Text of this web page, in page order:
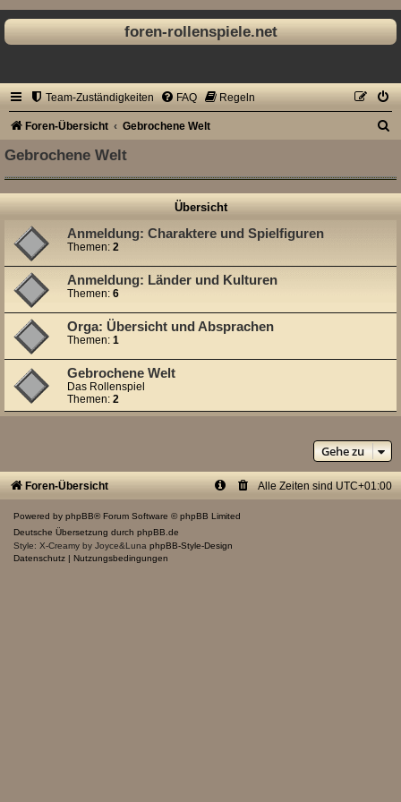
foren-rollenspiele.net
Team-Zuständigkeiten FAQ Regeln
Foren-Übersicht Gebrochene Welt
h
Gebrochene Welt
Übersicht
Anmeldung: Charaktere und Spielfiguren
Themen: 2
Anmeldung: Länder und Kulturen
Themen: 6
Orga: Übersicht und Absprachen
Themen: 1
Gebrochene Welt
Das Rollenspiel
Themen: 2
Gehe zu
Foren-Übersicht Alle Zeiten sind UTC+01:00
Powered by phpBB® Forum Software © phpBB Limited
Deutsche Übersetzung durch phpBB.de
Style: X-Creamy by Joyce&Luna phpBB-Style-Design
Datenschutz | Nutzungsbedingungen